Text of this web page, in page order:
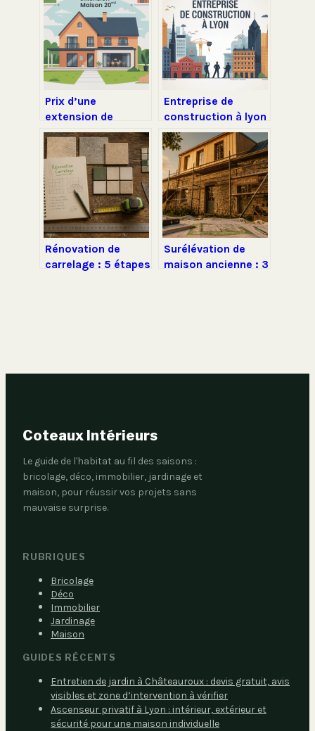
Prix d’une
extension de
maison de 20 m² :
budget, exemples
et astuces
Entreprise de
construction à lyon
: comment choisir
le bon partenaire
travaux
Rénovation de
carrelage : 5 étapes
Surélévation de
maison ancienne : 3
Coteaux Intérieurs
Le guide de l'habitat au fil des saisons :
bricolage, déco, immobilier, jardinage et
maison, pour réussir vos projets sans
mauvaise surprise.
RUBRIQUES
Bricolage
Déco
Immobilier
Jardinage
Maison
GUIDES RÉCENTS
Entretien de jardin à Châteauroux : devis gratuit, avis
visibles et zone d’intervention à vérifier
Ascenseur privatif à Lyon : intérieur, extérieur et
sécurité pour une maison individuelle